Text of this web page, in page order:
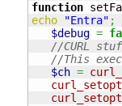
function
echo
"Entra" ;
$debug =
//CURL
//This
$ch =
curl_setopt
curl_setopt